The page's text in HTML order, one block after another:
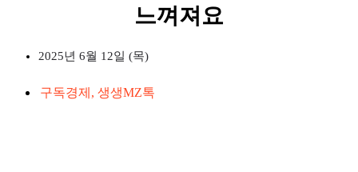
느껴져요
2025년 6월 12일 (목)
구독경제 , 생생MZ톡